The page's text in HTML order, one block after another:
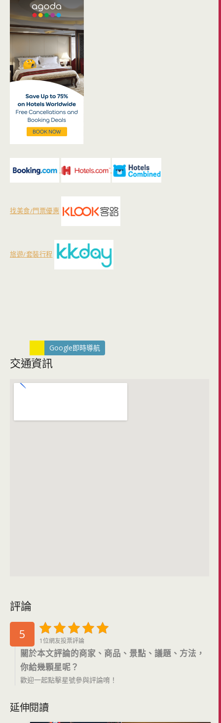
找美食/門票優惠
旅遊/套裝行程
Google即時導航
交通資訊
評論
5 1位網友投票評論
關於本文評論的商家、商品、景點、議題、方法，
你給幾顆星呢？
歡迎一起點擊星號參與評論唷！
延伸閱讀